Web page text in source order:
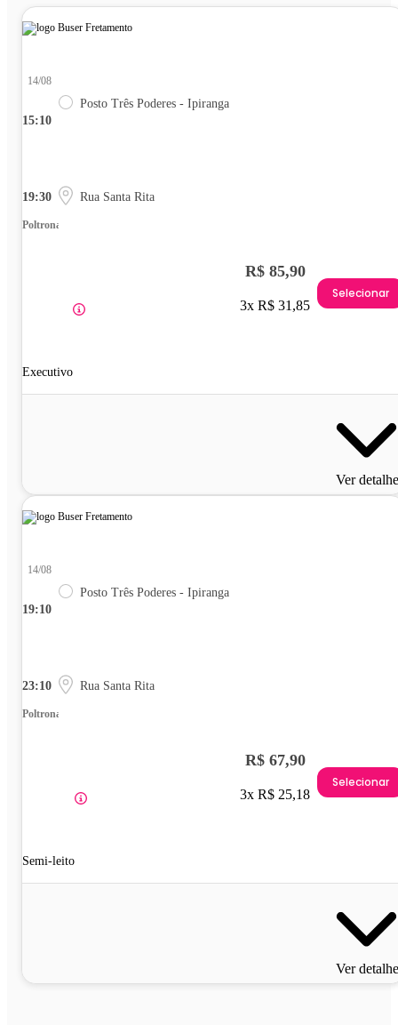
15:10
14/08
Posto Três Poderes - Ipiranga
19:30 Rua Santa Rita
Poltrona
Executivo
R$ 85,90
3x R$ 31,85
Selecionar
Ver
19:10
14/08
Posto Três Poderes - Ipiranga
23:10 Rua Santa Rita
Poltrona
Semi-leito
R$ 67,90
3x R$ 25,18
Selecionar
Ver